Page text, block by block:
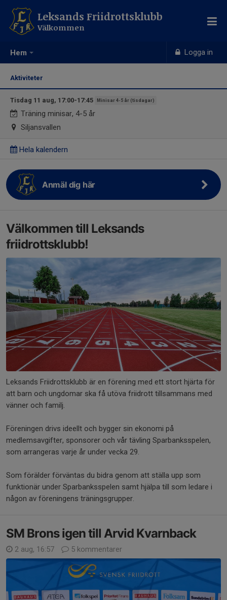
Hem Logga in
Leksands Friidrottsklubb
Välkommen
Aktiviteter
Tisdag 11 aug, 17:00-17:45 Minisar 4-5 år (tisdagar)
Träning minisar, 4-5 år
Siljansvallen
Hela kalendern
Anmäl dig här
Välkommen till Leksands
friidrottsklubb!
Leksands Friidrottsklubb är en förening med ett stort hjärta för
att barn och ungdomar ska få utöva friidrott tillsammans med
vänner och familj.
Föreningen drivs ideellt och bygger sin ekonomi på
medlemsavgifter, sponsorer och vår tävling Sparbanksspelen,
som arrangeras varje år under vecka 29.
Som förälder förväntas du bidra genom att ställa upp som
funktionär under Sparbanksspelen samt hjälpa till som ledare i
någon av föreningens träningsgrupper.
SM Brons igen till Arvid Kvarnback
2 aug, 16:57 5 kommentarer